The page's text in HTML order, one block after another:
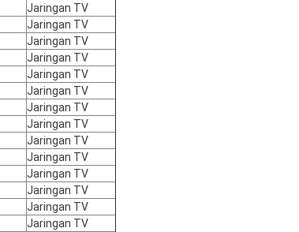
Jaringan TV
Jaringan TV
Jaringan TV
Jaringan TV
Jaringan TV
Jaringan TV
Jaringan TV
Jaringan TV
Jaringan TV
Jaringan TV
Jaringan TV
Jaringan TV
Jaringan TV
Jaringan TV